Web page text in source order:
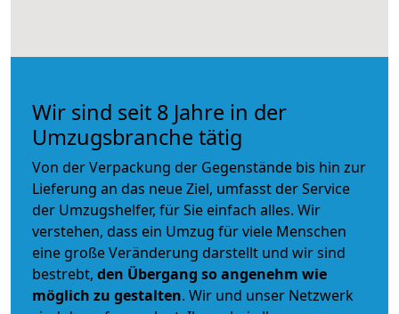
Wir sind seit 8 Jahre in der
Umzugsbranche tätig
Von der Verpackung der Gegenstände bis hin zur
Lieferung an das neue Ziel, umfasst der Service
der Umzugshelfer, für Sie einfach alles. Wir
verstehen, dass ein Umzug für viele Menschen
eine große Veränderung darstellt und wir sind
bestrebt, den Übergang so angenehm wie
möglich zu gestalten. Wir und unser Netzwerk